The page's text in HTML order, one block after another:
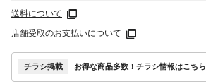
送料について
店舗受取のお支払いについて
チラシ掲載 お得な商品多数！チラシ情報はこちら